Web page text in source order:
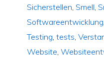
Sicherstellen, Smell,
Softwareentwicklung
Testing, tests,
Website,